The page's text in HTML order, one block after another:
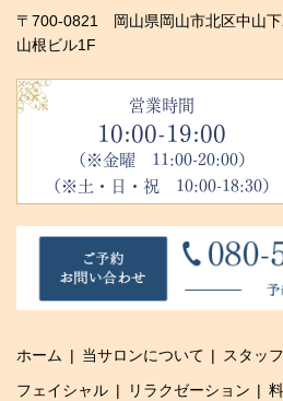
〒700-0821 岡山県岡山市北区中山
山根ビル1F
営業時間
10:00-19:00
（※金曜 11:00-20:00）
（※土・日・祝 10:00-18:30）
ホーム 当サロンについて スタッ
フェイシャル
リラクゼーション